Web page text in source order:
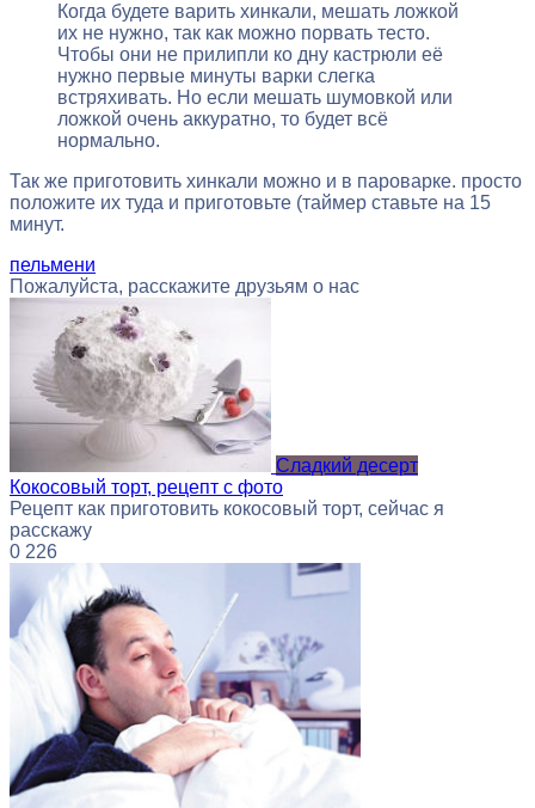
Когда будете варить хинкали, мешать ложкой
их не нужно, так как можно порвать тесто.
Чтобы они не прилипли ко дну кастрюли её
нужно первые минуты варки слегка
встряхивать. Но если мешать шумовкой или
ложкой очень аккуратно, то будет всё
нормально.
Так же приготовить хинкали можно и в пароварке. просто
положите их туда и приготовьте (таймер ставьте на 15
минут.
пельмени
Пожалуйста, расскажите друзьям о нас
Сладкий десерт
Кокосовый торт, рецепт с фото
Рецепт как приготовить кокосовый торт, сейчас я
расскажу
0 226